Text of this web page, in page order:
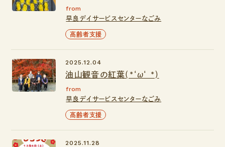
from
早良デイサービスセンターなごみ
高齢者支援
油山観音の紅葉(*‘ω‘ *)
2025.12.04
from
早良デイサービスセンターなごみ
高齢者支援
2025.11.28